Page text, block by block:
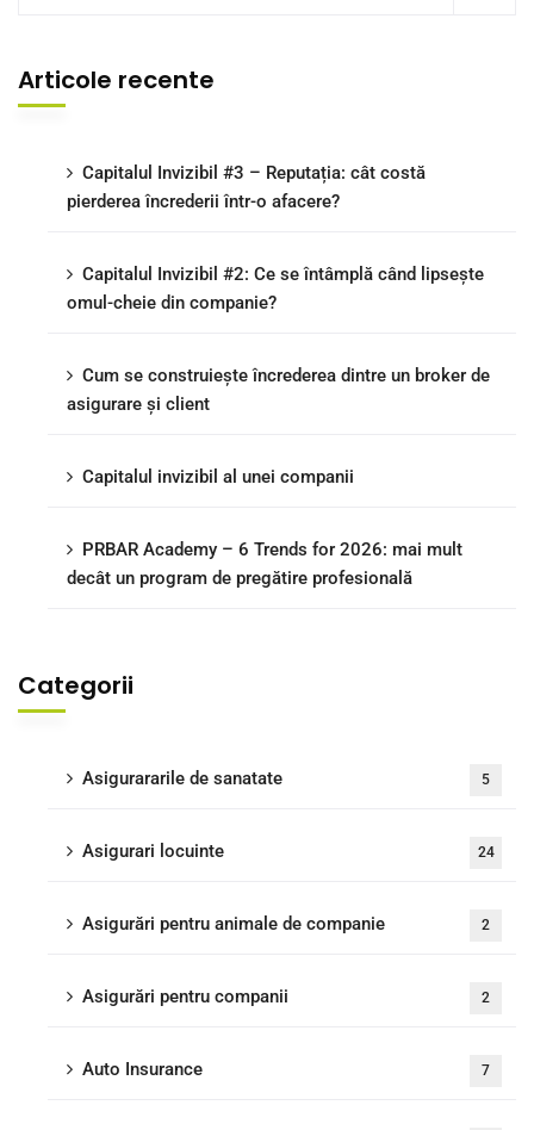
Articole recente
Capitalul Invizibil #3 – Reputația: cât costă
pierderea încrederii într-o afacere?
Capitalul Invizibil #2: Ce se întâmplă când lipsește
omul-cheie din companie?
Cum se construiește încrederea dintre un broker de
asigurare și client
Capitalul invizibil al unei companii
PRBAR Academy – 6 Trends for 2026: mai mult
decât un program de pregătire profesională
Categorii
Asigurararile de sanatate 5
Asigurari locuinte 24
Asigurări pentru animale de companie 2
Asigurări pentru companii 2
Auto Insurance 7